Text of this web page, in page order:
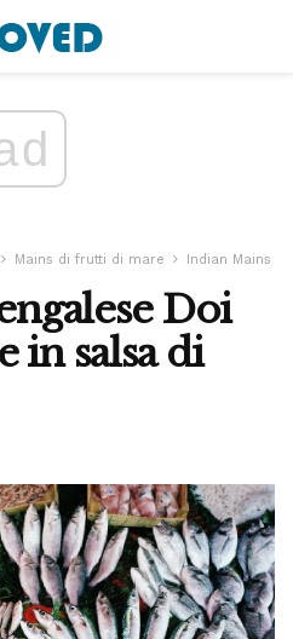
Mains di frutti di mare Indian Mains
Doi
in salsa di